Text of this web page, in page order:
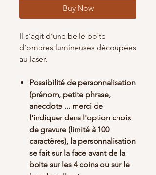
Buy Now
Il s’agit d’une belle boîte
d’ombres lumineuses découpées
au laser.
Possibilité de personnalisation
(prénom, petite phrase,
anecdote ... merci de
l'indiquer dans l'option choix
de gravure (limité à 100
caractères), la personnalisation
se fait sur la face avant de la
boite sur les 4 coins ou sur le